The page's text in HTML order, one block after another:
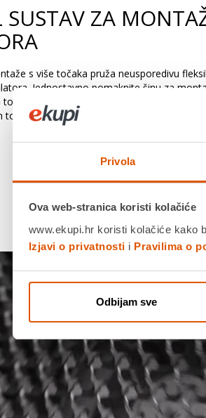
Privola
Ova web-stranica koristi kolačiće
www.ekupi.hr koristi kolačiće kako
Izjavi o privatnosti i Pravilima o
Odbijam sve
SUSTAV ZA
s više točaka pruža neusporedivu
Jednostavno pomaknite šinu za
tamo gdje su vam potrebni,
točaka montaže.